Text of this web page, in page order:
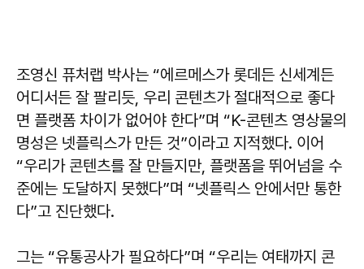
조영신 퓨처랩 박사는 “에르메스가 롯데든 신세계든
어디서든 잘 팔리듯, 우리 콘텐츠가 절대적으로 좋다
면 플랫폼 차이가 없어야 한다”며 “K-콘텐츠 영상물의
명성은 넷플릭스가 만든 것”이라고 지적했다. 이어
“우리가 콘텐츠를 잘 만들지만, 플랫폼을 뛰어넘을 수
준에는 도달하지 못했다”며 “넷플릭스 안에서만 통한
다”고 진단했다.
그는 “유통공사가 필요하다”며 “우리는 여태까지 콘